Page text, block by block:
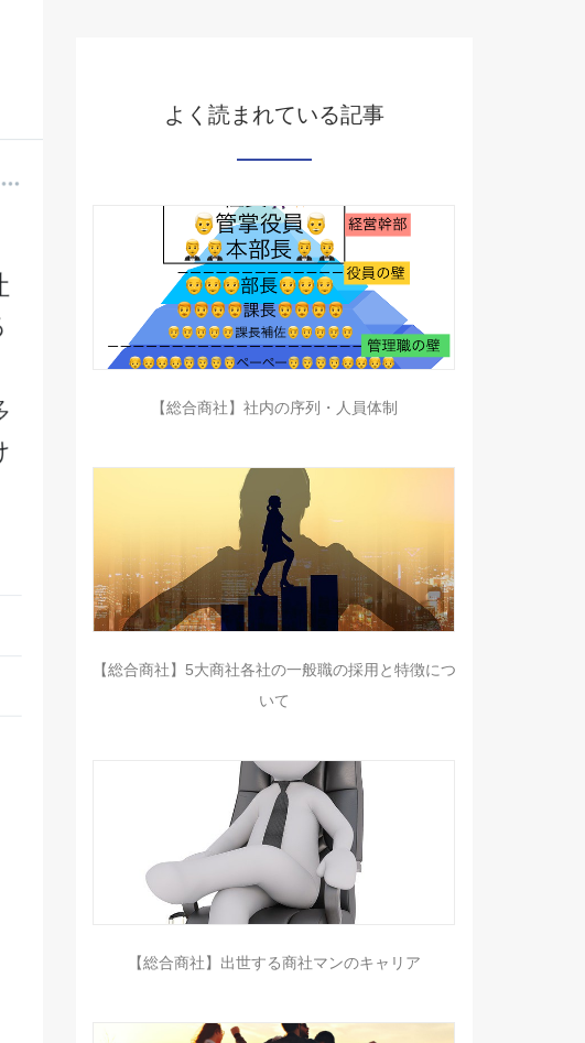
よく読まれている記事
【総合商社】社内の序列・人員体制
【総合商社】5大商社各社の一般職の採用と特徴につ
いて
【総合商社】出世する商社マンのキャリア